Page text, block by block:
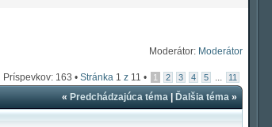
Moderátor: Moderátor
Príspevkov: 163 • Stránka 1 z 11 • 1 2 3 4 5 ... 11
«Predchádzajúca téma|Ďalšia téma»